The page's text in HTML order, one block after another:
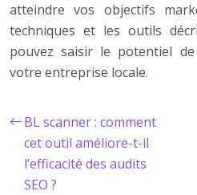
atteindre vos objectifs
techniques et les outils
pouvez saisir le potentiel
votre entreprise locale.
BL scanner : comment
cet outil améliore-t-il
l’efficacité des audits
SEO ?